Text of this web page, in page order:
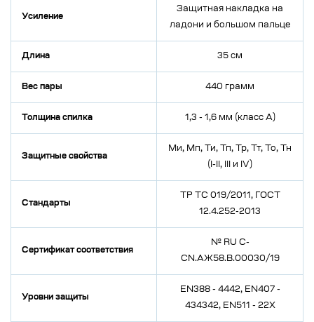
Усиление
Защитная накладка на
ладони и большом пальце
Длина 35 см
Вес пары 440 грамм
Толщина спилка 1,3 - 1,6 мм (класс А)
Защитные свойства
Ми, Мп, Ти, Тп, Тр, Тт, То, Тн
(I-II, III и IV)
Стандарты
ТР ТС 019/2011, ГОСТ
12.4.252-2013
Сертификат соответствия
№ RU C-
CN.АЖ58.В.00030/19
Уровни защиты
EN388 - 4442, EN407 -
434342, EN511 - 22X